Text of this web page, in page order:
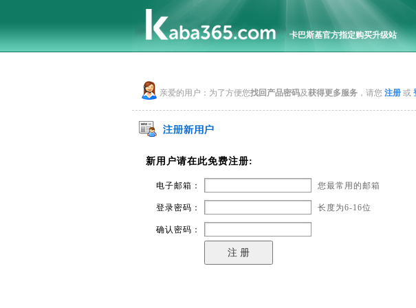
卡巴斯基官方指定购买升级站
亲爱的用户：为了方便您找回产品密码及获得更多服务 ，请您 注册 或
新用户请在此免费注册:
电子邮箱： 您最常用的邮箱
登录密码： 长度为6-16位
确认密码：